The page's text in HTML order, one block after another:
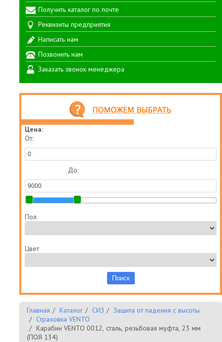
Получить каталог по почте
Реквизиты предприятия
Написать нам
Позвонить нам
Заказать звонок менеджера
Цена:
От:
До:
Пол
Цвет
Главная Каталог СИЗ
Защита от падения с высоты
Страховка VENTO
Карабин VENTO 0012, сталь, резьбовая муфта, 23 мм
(ПОЯ 134)